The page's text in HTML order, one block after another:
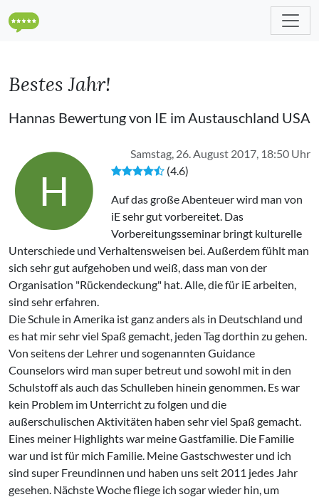
Bestes Jahr!
Hannas Bewertung von IE im Austauschland USA
H
Samstag, 26. August 2017, 18:50 Uhr
(4.6)
Auf das große Abenteuer wird man von
iE sehr gut vorbereitet. Das
Vorbereitungsseminar bringt kulturelle
Unterschiede und Verhaltensweisen bei. Außerdem fühlt man
sich sehr gut aufgehoben und weiß, dass man von der
Organisation "Rückendeckung" hat. Alle, die für iE arbeiten,
sind sehr erfahren.
Die Schule in Amerika ist ganz anders als in Deutschland und
es hat mir sehr viel Spaß gemacht, jeden Tag dorthin zu gehen.
Von seitens der Lehrer und sogenannten Guidance
Counselors wird man super betreut und sowohl mit in den
Schulstoff als auch das Schulleben hinein genommen. Es war
kein Problem im Unterricht zu folgen und die
außerschulischen Aktivitäten haben sehr viel Spaß gemacht.
Eines meiner Highlights war meine Gastfamilie. Die Familie
war und ist für mich Familie. Meine Gastschwester und ich
sind super Freundinnen und haben uns seit 2011 jedes Jahr
gesehen. Nächste Woche fliege ich sogar wieder hin, um